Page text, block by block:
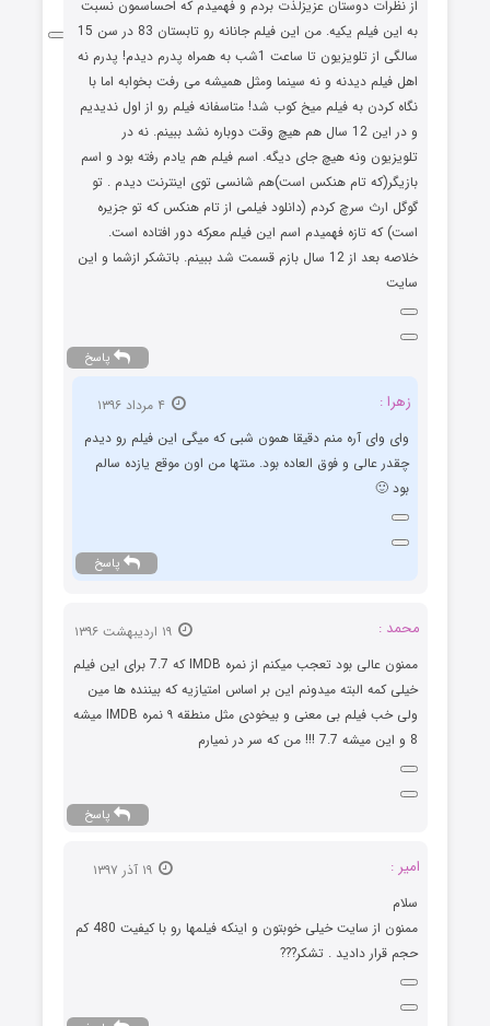
از نظرات دوستان عزیزلذت بردم و فهمیدم که احساسمون نسبت
به این فیلم یکیه. من این فیلم جانانه رو تابستان 83 در سن 15
سالگی از تلویزیون تا ساعت 1شب به همراه پدرم دیدم! پدرم نه
اهل فیلم دیدنه و نه سینما ومثل همیشه می رفت بخوابه اما با
نگاه کردن به فیلم میخ کوب شد! متاسفانه فیلم رو از اول ندیدیم
و در این 12 سال هم هیچ وقت دوباره نشد ببینم. نه در
تلویزیون ونه هیچ جای دیگه. اسم فیلم هم یادم رفته بود و اسم
بازیگر(که تام هنکس است)هم شانسی توی اینترنت دیدم . تو
گوگل ارث سرچ کردم (دانلود فیلمی از تام هنکس که تو جزیره
است) که تازه فهمیدم اسم این فیلم معرکه دور افتاده است.
خلاصه بعد از 12 سال بازم قسمت شد ببینم. باتشکر ازشما و این
سایت
پاسخ
زهرا :
وای وای آره منم دقیقا همون شبی که میگی این فیلم رو دیدم
چقدر عالی و فوق العاده بود. منتها من اون موقع یازده سالم
بود 🙂
پاسخ
محمد :
۱۹ اردیبهشت ۱۳۹۶
ممنون عالی بود تعجب میکنم از نمره IMDB که 7.7 برای این فیلم
خیلی کمه البته میدونم این بر اساس امتیازیه که بیننده ها مین
ولی خب فیلم بی معنی و بیخودی مثل منطقه ۹ نمره IMDB میشه
8 و این میشه 7.7 !!! من که سر در نمیارم
پاسخ
امیر :
سلام
ممنون از سایت خیلی خوبتون و اینکه فیلمها رو با کیفیت 480 کم
حجم قرار دادید . تشکر???